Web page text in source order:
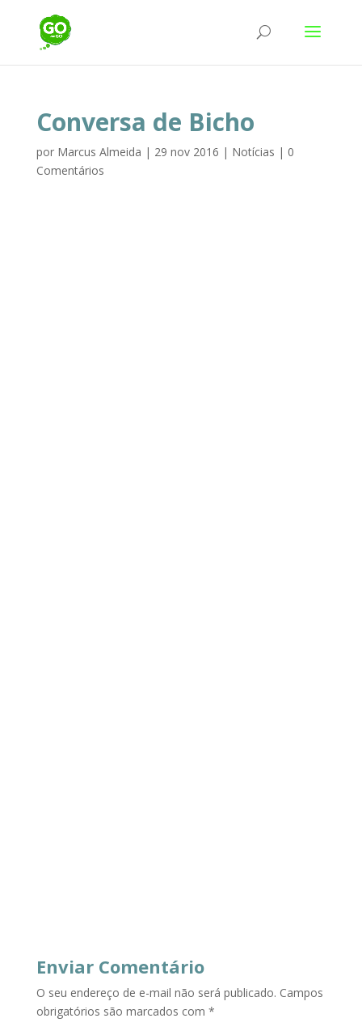
Conversa de Bicho
por Marcus Almeida | 29 nov 2016 | Notícias | 0
Comentários
Enviar Comentário
O seu endereço de e-mail não será publicado. Campos
obrigatórios são marcados com *